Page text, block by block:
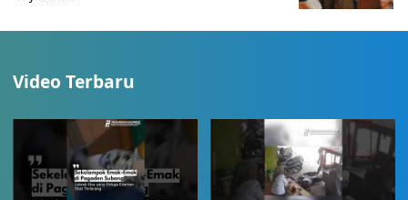
Video Terbaru